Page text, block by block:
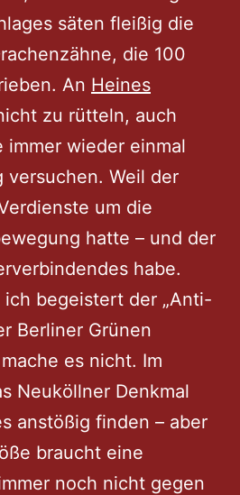
säten fleißig die
die 100
An Heines
zu rütteln, auch
immer wieder einmal
versuchen. Weil der
um die
hatte – und der
habe.
begeistert der „Anti-
Berliner Grünen
es nicht. Im
Neuköllner Denkmal
anstößig finden – aber
braucht eine
noch nicht gegen